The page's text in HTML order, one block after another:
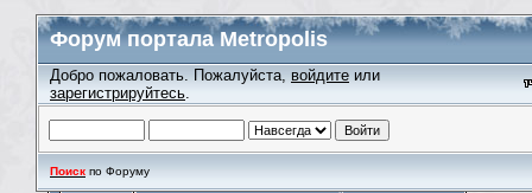
Форум портала Metropolis
Добро пожаловать. Пожалуйста, войдите или
зарегистрируйтесь.
Поиск по Форуму